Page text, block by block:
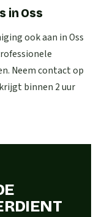
inOss
ook aan in Oss
Neem contact op
binnen 2 uur